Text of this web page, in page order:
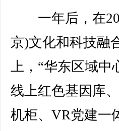
一年后，在
京)文化和科技融
上，“华东区域中
线上红色基因库
机柜、VR党建一